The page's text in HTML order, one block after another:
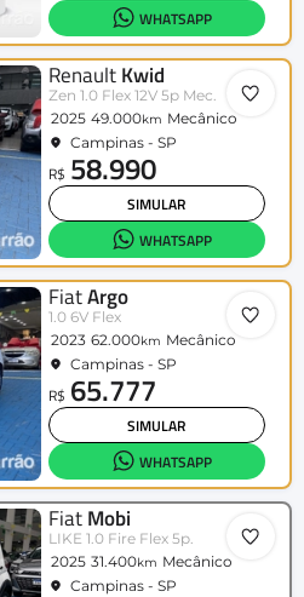
WHATSAPP
Renault Kwid
Zen 1.0 Flex 12V 5p Mec.
2025 49.000km Mecânico
Campinas - SP
R$ 58.990
SIMULAR
WHATSAPP
FiatArgo
1.0 6V Flex
2023 62.000km Mecânico
Campinas - SP
R$ 65.777
SIMULAR
WHATSAPP
Fiat Mobi
LIKE 1.0 Fire Flex 5p.
2025 31.400km Mecânico
Campinas - SP